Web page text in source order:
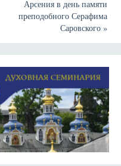
Арсения в день памяти
преподобного Серафима
Саровского»